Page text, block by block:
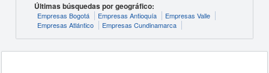
Últimas búsquedas por geográfico:
Empresas Bogotá Empresas Antioquía
Empresas Valle
Empresas Atlántico
Empresas Cundinamarca